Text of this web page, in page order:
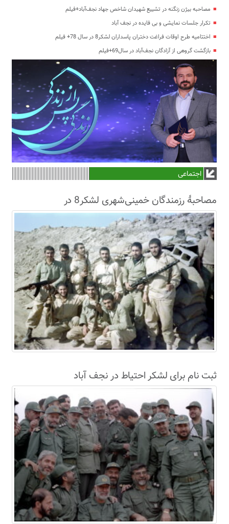
مصاحبه بیژن زنگنه در تشییع شهیدان شاخص جهاد نجف‌آباد+فیلم
تکرار جلسات نمایشی و بی فایده در نجف آباد
اختتامیه طرح اوقات فراغت دختران پاسداران لشکر8 در سال 78+ فیلم
بازگشت گروهی از آزادگان نجف‌آباد در سال69+فیلم
اجتماعی
مصاحبۀ رزمندگان خمینی‌شهری لشکر8 در
سال63+فیلم
ثبت نام برای لشکر احتیاط در نجف آباد